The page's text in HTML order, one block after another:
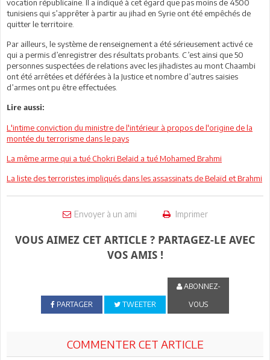
vocation républicaine. Il a indiqué à cet égard que pas moins de 4500
tunisiens qui s’apprêter à partir au jihad en Syrie ont été empêchés de
quitter le territoire.
Par ailleurs, le système de renseignement a été sérieusement activé ce
qui a permis d’enregistrer des résultats probants. C’est ainsi que 50
personnes suspectées de relations avec les jihadistes au mont Chaambi
ont été arrêtées et déférées à la Justice et nombre d’autres saisies
d’armes ont pu être effectuées.
Lire aussi:
L'intime conviction du ministre de l'intérieur à propos de l'origine de la
montée du terrorisme dans le pays
La même arme qui a tué Chokri Belaid a tué Mohamed Brahmi
La liste des terroristes impliqués dans les assassinats de Belaïd et Brahmi
Envoyer à un ami Imprimer
VOUS AIMEZ CET ARTICLE ? PARTAGEZ-LE AVEC
VOS AMIS !
PARTAGER TWEETER
ABONNEZ-
VOUS
COMMENTER CET ARTICLE